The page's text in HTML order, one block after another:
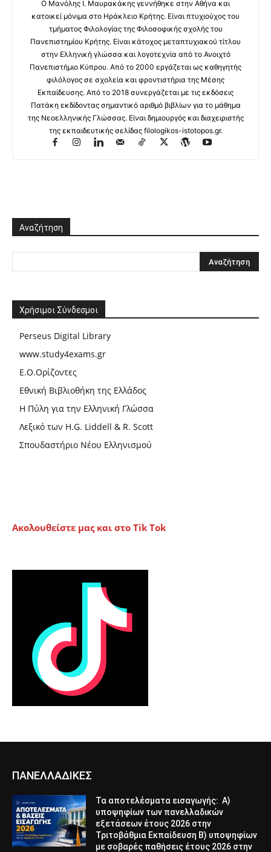
Ο Μανόλης I. Μαυρακάκης γεννήθηκε στην Αθήνα και
κατοικεί μόνιμα στο Ηράκλειο Κρήτης. Είναι πτυχιούχος του
τμήματος Φιλολογίας της Φιλοσοφικής σχολής του
Πανεπιστημίου Κρήτης. Είναι κάτοχος μεταπτυχιακού τίτλου
στην Ελληνική γλώσσα και λογοτεχνία από το Ανοιχτό
Πανεπιστήμιο Κύπρου. Από το 2000 εργάζεται ως καθηγητής
φιλόλογος σε σχολεία και φροντιστήρια της Μέσης
Εκπαίδευσης. Από το 2018 συνεργάζεται με τις εκδόσεις
Πατάκη εκδίδοντας σημαντικό αριθμό βιβλίων για το μάθημα
της Νεοελληνικής Γλώσσας. Είναι δημιουργός και διαχειριστής
της εκπαιδευτικής σελίδας filologikos-istotopos.gr.
Αναζήτηση
Χρήσιμοι Σύνδεσμοι
Perseus Digital Library
www.study4exams.gr
Ε.Ο.Ορίζοντες
Εθνική Βιβλιοθήκη της Ελλάδος
Η Πύλη για την Ελληνική Γλώσσα
Λεξικό των H.G. Liddell & R. Scott
Σπουδαστήριο Νέου Ελληνισμού
Ακολουθείστε μας και στο Tik Tok
ΠΑΝΕΛΛΑΔΙΚΕΣ
Τα αποτελέσματα εισαγωγής: Α)
υποψηφίων των πανελλαδικών
εξετάσεων έτους 2026 στην
Τριτοβάθμια Εκπαίδευση Β) υποψηφίων
με σοβαρές παθήσεις έτους 2026 στην